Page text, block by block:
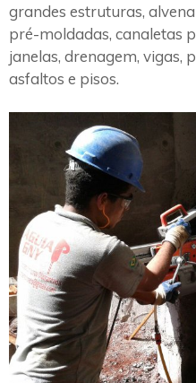
grandes estruturas,
pré-moldadas, canaletas
janelas, drenagem, vigas,
asfaltos e pisos.